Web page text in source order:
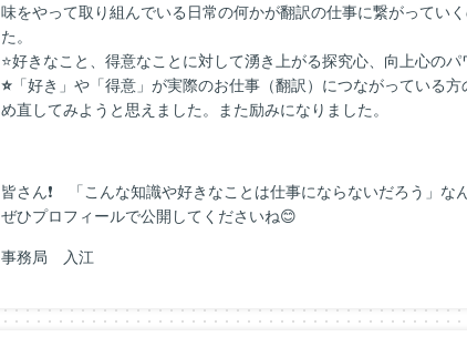
味をやって取り組んでいる日常の何かが翻訳の仕事に繋がってい
た。
⭐好きなこと、得意なことに対して湧き上がる探究心、向上心のパ
⭐「好き」や「得意」が実際のお仕事（翻訳）につながっている
め直してみようと思えました。また励みになりました。
皆さん❗ 「こんな知識や好きなことは仕事にならないだろう」な
ぜひプロフィールで公開してくださいね😊
事務局 入江